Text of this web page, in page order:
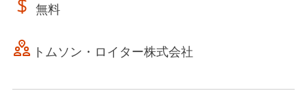
無料
トムソン・ロイター株式会社